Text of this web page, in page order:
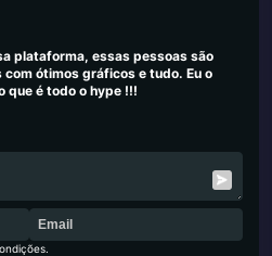
plataforma, essas pessoas são
ótimos gráficos e tudo. Eu o
que é todo o hype !!!